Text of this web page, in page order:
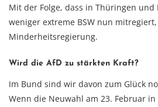
Mit der Folge, dass in Thüringen
weniger extreme BSW nun
Minderheitsregierung.
Wird die AfD zu stärkten Kraft?
Im Bund sind wir davon zum Glück
Wenn die Neuwahl am 23. Februar